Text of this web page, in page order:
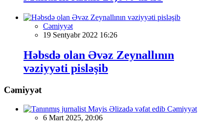
Cəmiyyət
19 Sentyabr 2022 16:26
Həbsdə olan Əvəz Zeynallının
vəziyyəti pisləşib
Cəmiyyət
Cəmiyyət
6 Mart 2025, 20:06